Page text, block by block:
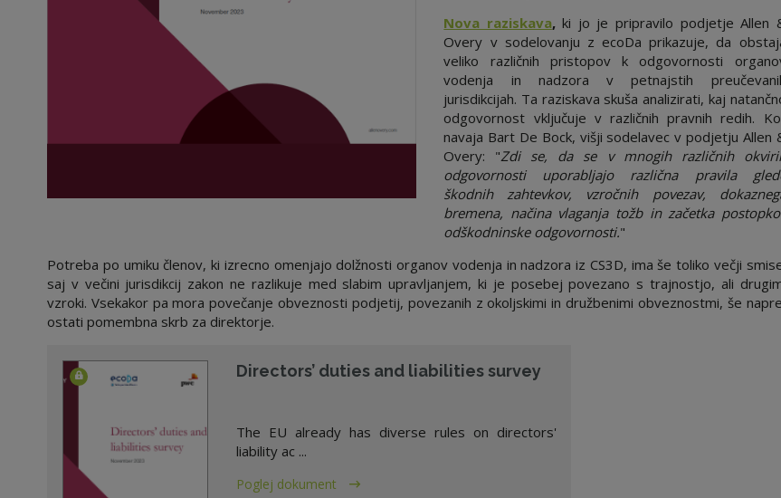
Nova raziskava,ki jo je pripravilo podjetje Allen
Overy v sodelovanju z ecoDa prikazuje, da
veliko različnih pristopov k odgovornosti
vodenja in nadzora v petnajstih
jurisdikcijah. Ta raziskava skuša analizirati, kaj
odgovornost vključuje v različnih pravnih redih.
navaja Bart De Bock, višji sodelavec v podjetju Allen
Overy: "Zdi se, da se v mnogih različnih
odgovornosti uporabljajo različna pravila
škodnih zahtevkov, vzročnih povezav,
bremena, načina vlaganja tožb in začetka
odškodninske odgovornosti."
Potreba po umiku členov, ki izrecno omenjajo dolžnosti organov vodenja in nadzora iz CS3D, ima še toliko večji
saj v večini jurisdikcij zakon ne razlikuje med slabim upravljanjem, ki je posebej povezano s trajnostjo, ali
vzroki. Vsekakor pa mora povečanje obveznosti podjetij, povezanih z okoljskimi in družbenimi obveznostmi, še
ostati pomembna skrb za direktorje.
Directors’ duties and liabilities survey
The EU already has diverse rules on directors'
liability ac ...
Poglej dokument